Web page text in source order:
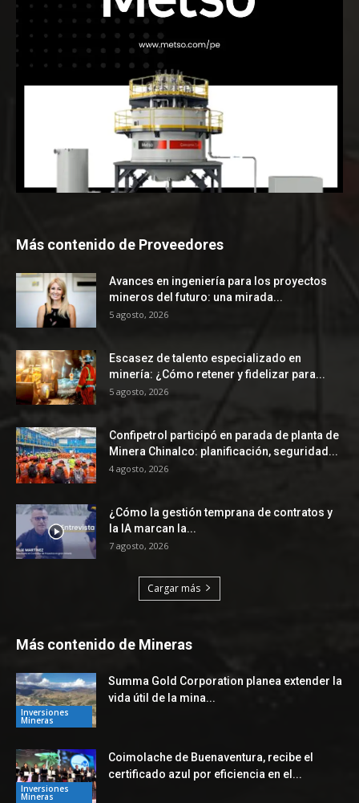
Más contenido de Proveedores
Avances en ingeniería para los proyectos
mineros del futuro: una mirada...
5 agosto, 2026
Escasez de talento especializado en
minería: ¿Cómo retener y fidelizar para...
5 agosto, 2026
Confipetrol participó en parada de planta de
Minera Chinalco: planificación, seguridad...
4 agosto, 2026
¿Cómo la gestión temprana de contratos y
la IA marcan la...
7 agosto, 2026
Cargar más
Más contenido de Mineras
Inversiones
Mineras
Summa Gold Corporation planea extender la
vida útil de la mina...
Inversiones
Mineras
Coimolache de Buenaventura, recibe el
certificado azul por eficiencia en el...